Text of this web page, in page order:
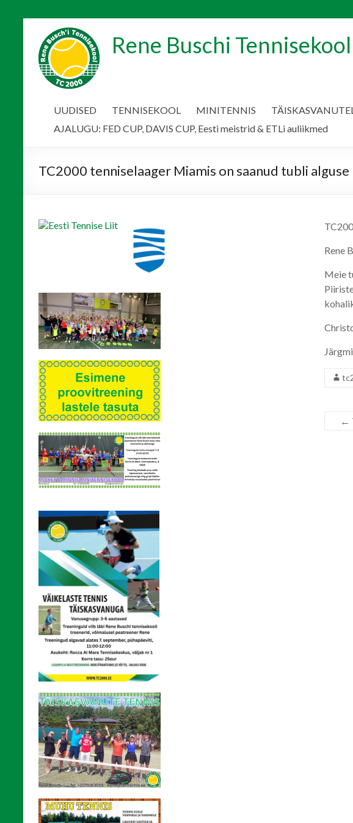
content
Rene Buschi Tennisekool
UUDISED TENNISEKOOL MINITENNIS
AJALUGU: FED CUP, DAVIS CUP, Eesti meistrid & ETLi auliikmed
TC2000 tenniselaager Miamis on saanud tubli alguse
Rene
Meie
←